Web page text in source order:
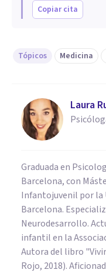
Copiar cita
Tópicos Medicina
Laura
Graduada en
Barcelona, con
Infantojuvenil por la
Barcelona.
Neurodesarrollo.
infantil en la
Autora del libro
Rojo, 2018).